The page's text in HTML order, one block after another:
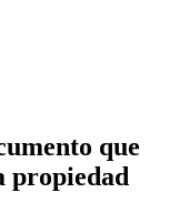
que
propiedad